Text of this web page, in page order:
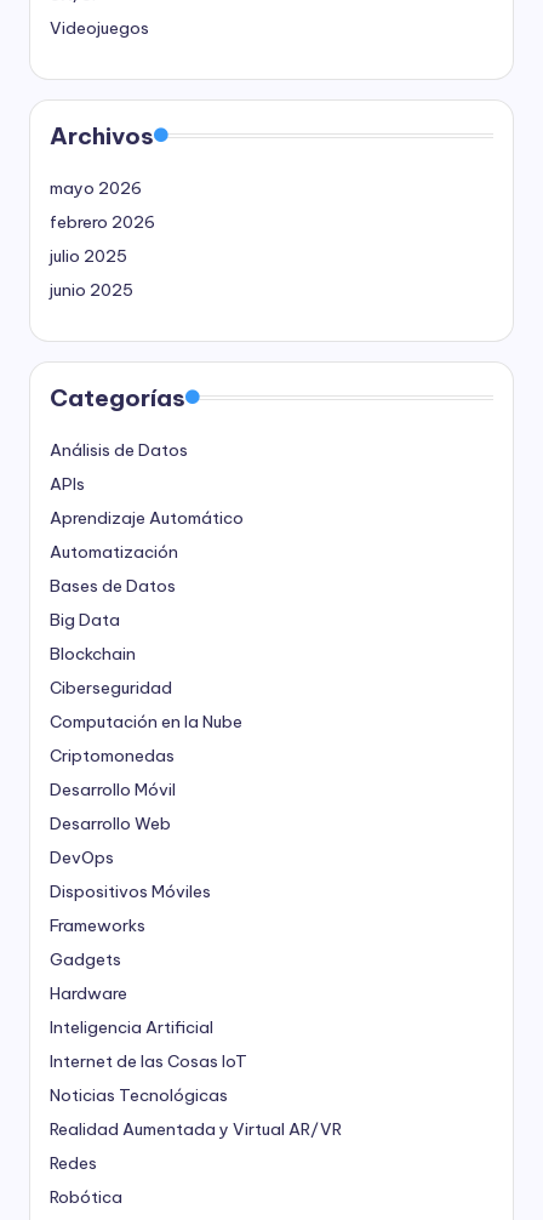
Videojuegos
Archivos
mayo 2026
febrero 2026
julio 2025
junio 2025
Categorías
Análisis de Datos
APIs
Aprendizaje Automático
Automatización
Bases de Datos
Big Data
Blockchain
Ciberseguridad
Computación en la Nube
Criptomonedas
Desarrollo Móvil
Desarrollo Web
DevOps
Dispositivos Móviles
Frameworks
Gadgets
Hardware
Inteligencia Artificial
Internet de las Cosas IoT
Noticias Tecnológicas
Realidad Aumentada y Virtual AR/VR
Redes
Robótica